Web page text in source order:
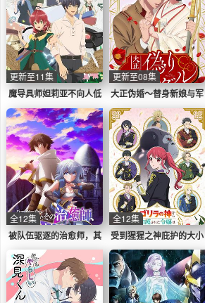
魔导具师妲莉亚不向人低
头
更新至11集
大正伪婚～替身新娘与军
服的猛爱
更新至08集
被队伍驱逐的治愈师，其
实是最强的
全12集
受到猩猩之神庇护的大小
姐在皇家骑士团受到宠爱
全12集